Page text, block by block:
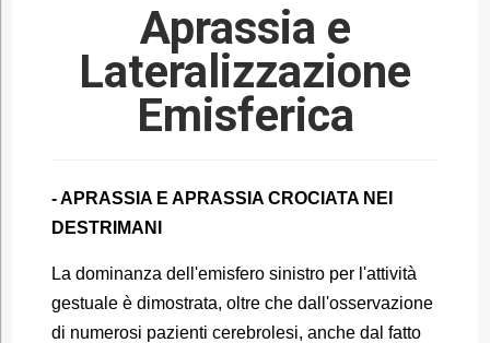
Aprassia e
Lateralizzazione
Emisferica
- APRASSIA E APRASSIA CROCIATA NEI
DESTRIMANI
La dominanza dell'emisfero sinistro per l'attività
gestuale è dimostrata, oltre che dall'osservazione
di numerosi pazienti cerebrolesi, anche dal fatto